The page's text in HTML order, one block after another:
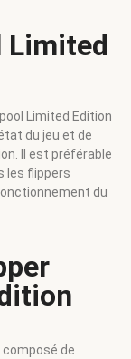
Limited
Limited Edition
du jeu et de
Il est préférable
les flippers
du
composé de